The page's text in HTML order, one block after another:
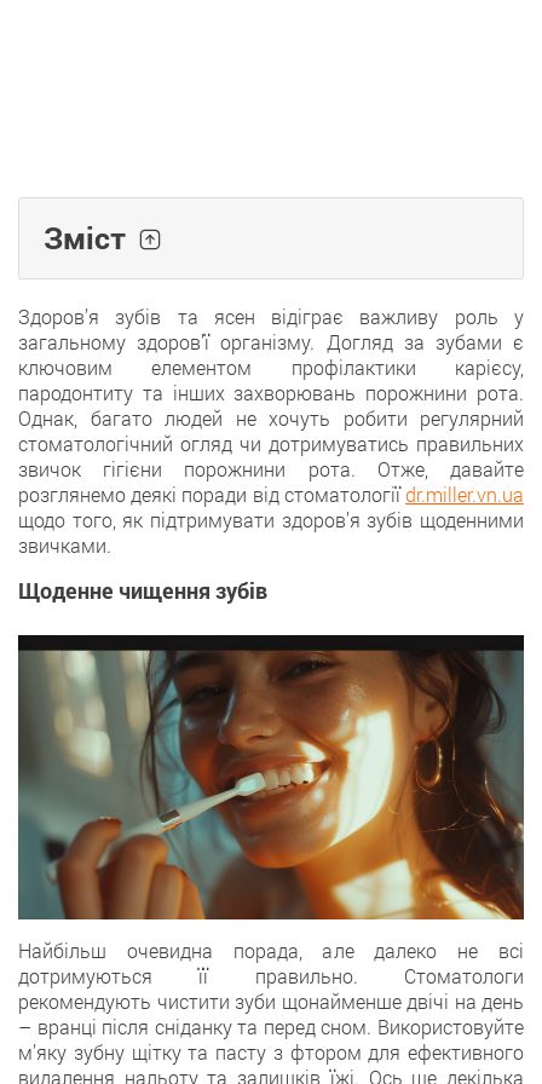
Зміст
Здоров’я зубів та ясен відіграє важливу роль у
загальному здоров’ї організму. Догляд за зубами є
ключовим елементом профілактики карієсу,
пародонтиту та інших захворювань порожнини рота.
Однак, багато людей не хочуть робити регулярний
стоматологічний огляд чи дотримуватись правильних
звичок гігієни порожнини рота. Отже, давайте
розглянемо деякі поради від стоматологіїdr.miller.vn.ua
щодо того, як підтримувати здоров’я зубів щоденними
звичками.
Щоденне чищення зубів
Найбільш очевидна порада, але далеко не всі
дотримуються її правильно. Стоматологи
рекомендують чистити зуби щонайменше двічі на день
– вранці після сніданку та перед сном. Використовуйте
м’яку зубну щітку та пасту з фтором для ефективного
видалення нальоту та залишків їжі. Ось ще декілька